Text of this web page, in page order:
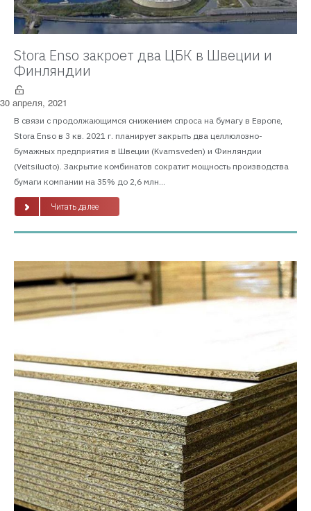
Stora Enso закроет два ЦБК в Швеции и
Финляндии
30 апреля, 2021
В связи с продолжающимся снижением спроса на бумагу в Европе,
Stora Enso в 3 кв. 2021 г. планирует закрыть два целлюлозно-
бумажных предприятия в Швеции (Kvarnsveden) и Финляндии
(Veitsiluoto). Закрытие комбинатов сократит мощность производства
бумаги компании на 35% до 2,6 млн...
Читать далее